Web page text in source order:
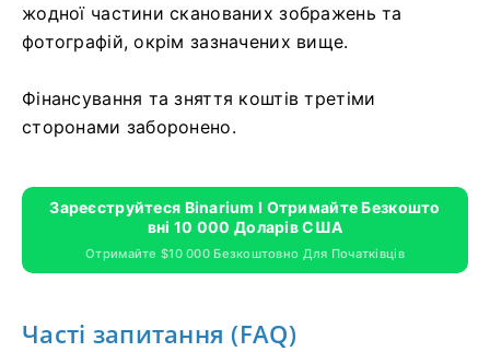
жодної частини сканованих зображень та
фотографій, окрім зазначених вище.
Фінансування та зняття коштів третіми
сторонами заборонено.
Зареєструйтеся Binarium І Отримайте Безкошто
Вні 10 000 Доларів США
Отримайте $10 000 Безкоштовно Для Початківців
Часті запитання (FAQ)